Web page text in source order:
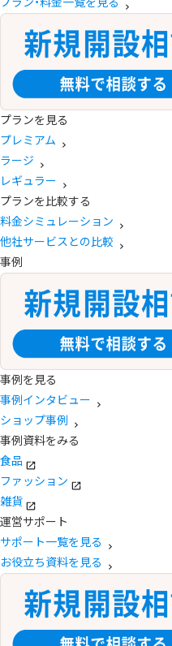
プランを見る
プレミアム
ラージ
レギュラー
プランを比較する
料金シミュレーション
他社サービスとの比較
事例
事例を見る
事例インタビュー
ショップ事例
事例資料をみる
食品
ファッション
雑貨
運営サポート
サポート一覧を見る
お役立ち資料を見る